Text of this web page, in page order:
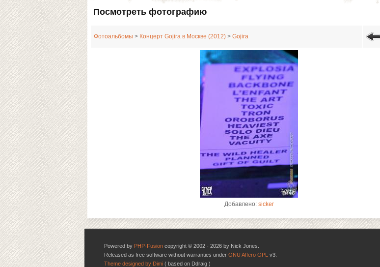
Посмотреть фотографию
Фотоальбомы > Концерт Gojira в Москве (2012) > Gojira
Добавлено: sicker
Powered by PHP-Fusion copyright © 2002 - 2026 by Nick Jones.
Released as free software without warranties under GNU Affero GPL v3.
Theme designed by Dimi ( based on Ddraig )